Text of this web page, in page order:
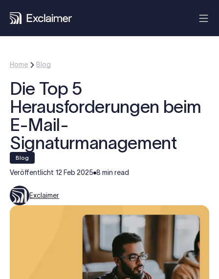
Home Blog
Die Top 5
Herausforderungen beim
E-Mail-
Signaturmanagement
blog
Veröffentlicht 12 Feb 2025 8 min read
Exclaimer